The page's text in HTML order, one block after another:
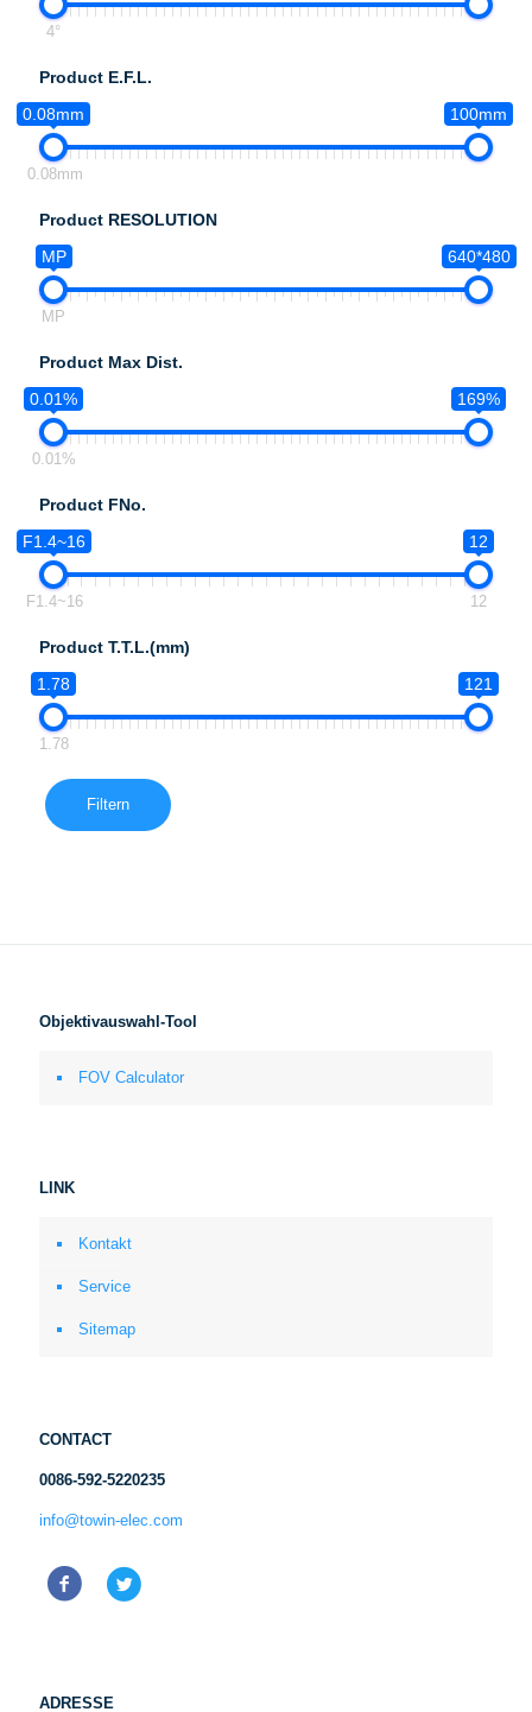
4°
Product E.F.L.
0.08mm
100mm
0.08mm
Product RESOLUTION
MP
640*480
MP
Product Max Dist.
0.01%
169%
0.01%
Product FNo.
F1.4~16
12
F1.4~16 12
Product T.T.L.(mm)
1.78
121
1.78
Filtern
Objektivauswahl-Tool
FOV Calculator
LINK
Kontakt
Service
Sitemap
CONTACT
0086-592-5220235
info@towin-elec.com
ADRESSE